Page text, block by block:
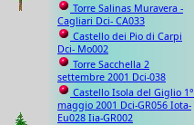
Torre Salinas Muravera -
Cagliari Dci- CA033
Castello dei Pio di Carpi
Dci- Mo002
Torre Sacchella 2
settembre 2001 Dci-038
Castello Isola del Giglio 1°
maggio 2001 Dci-GR056 Iota-
Eu028 Iia-GR002